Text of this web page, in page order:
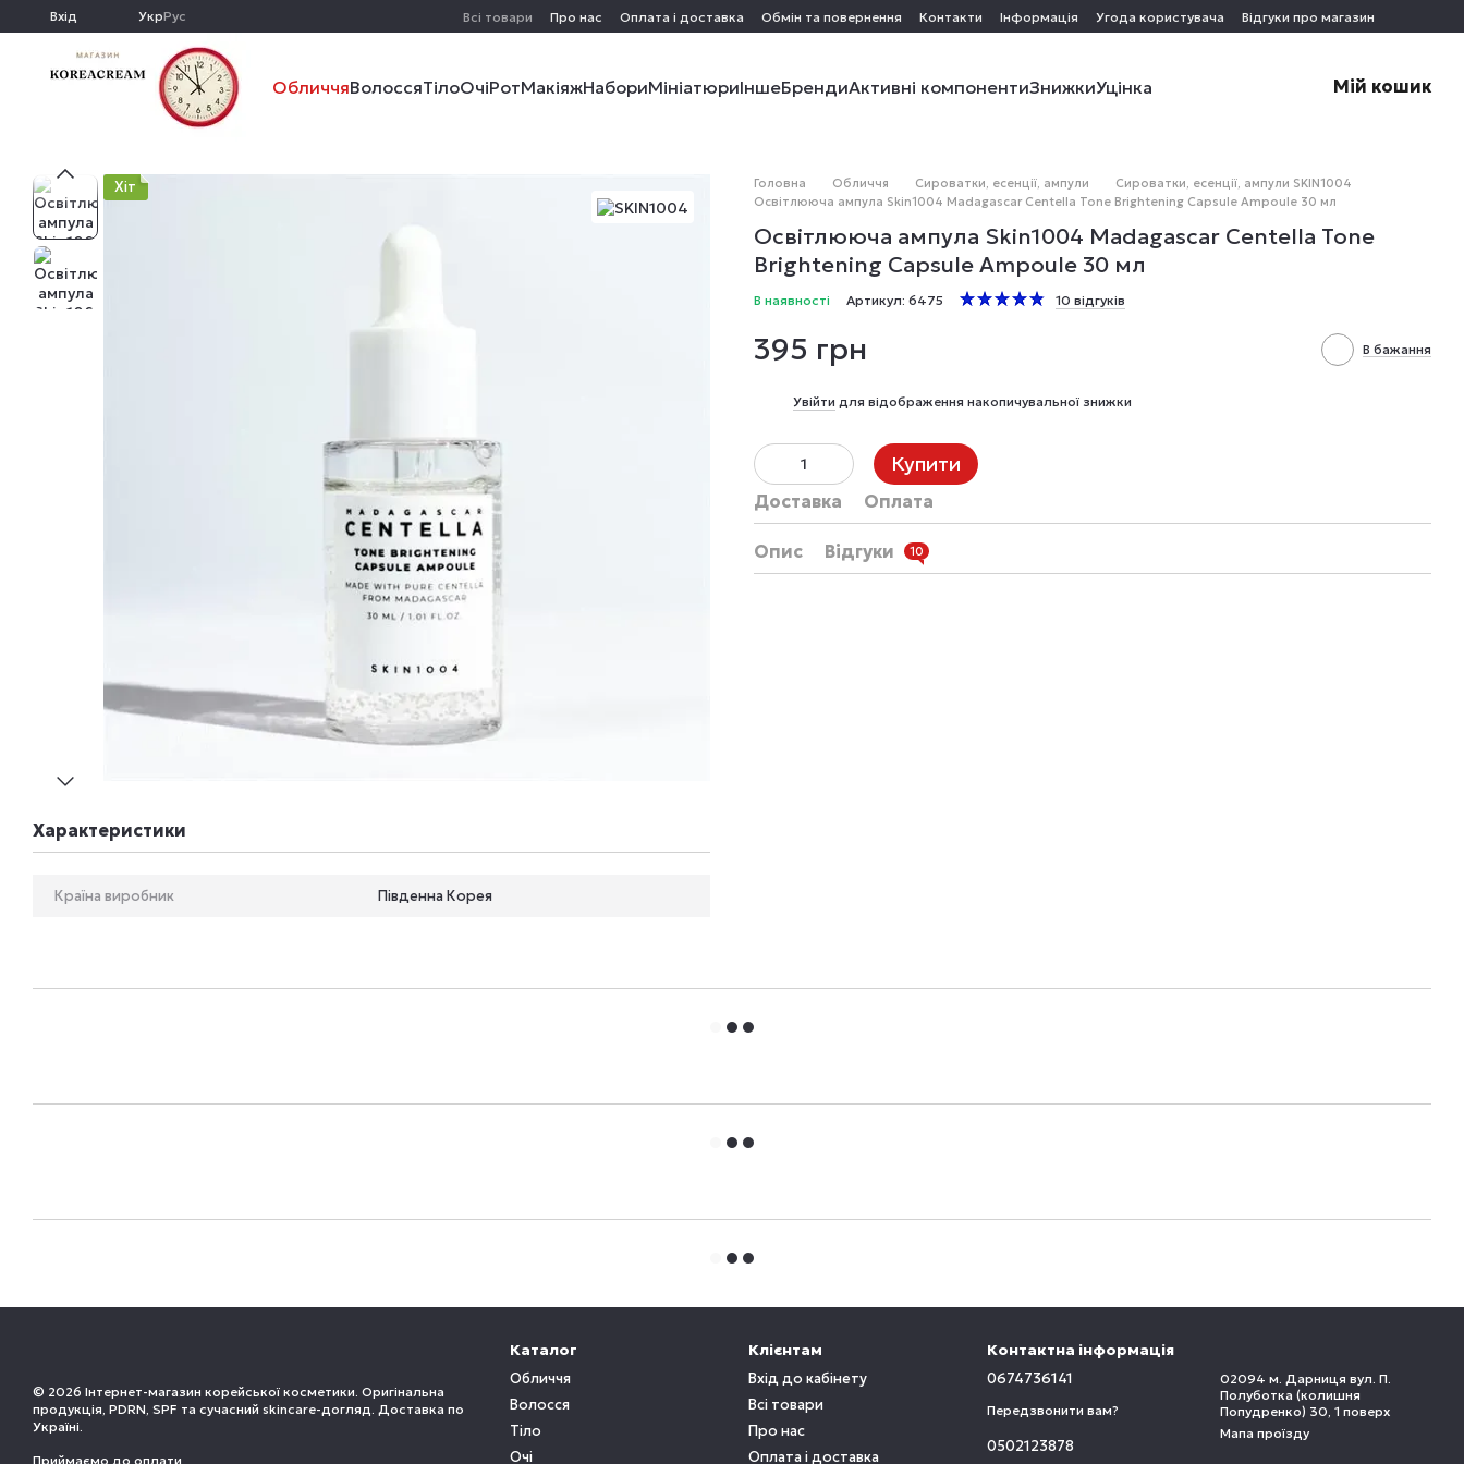
Перейти до основного контенту
Вхід УкрРус Всі товари Про нас Оплата і доставка Обмін та повернення Контакти Інформація Угода користувача Відгуки про магазин
ОбличчяВолоссяТілоОчіРотМакіяжНабориМініатюриІншеБрендиАктивні компонентиЗнижкиУцінка Мій кошик
Хіт
Характеристики
Країна виробник Південна Корея
Головна Обличчя Сироватки, есенції, ампули
Сироватки, есенції, ампули SKIN1004
Освітлююча ампула Skin1004 Madagascar Centella Tone Brightening Capsule Ampoule 30 мл
Освітлююча ампула Skin1004 Madagascar Centella Tone
Brightening Capsule Ampoule 30 мл
В наявності Артикул: 6475 10 відгуків
395 грн В бажання
Увійти для відображення накопичувальної знижки
Купити
Доставка Оплата
Опис Відгуки 10
© 2026 Інтернет-магазин корейської косметики. Оригінальна
продукція, PDRN, SPF та сучасний skincare-догляд. Доставка по
Україні.
Приймаємо до оплати
Каталог
Обличчя
Волосся
Тіло
Очі
Клієнтам
Вхід до кабінету
Всі товари
Про нас
Оплата і доставка
Контактна інформація
0674736141
Передзвонити вам?
0502123878
02094 м. Дарниця вул. П.
Полуботка (колишня
Попудренко) 30, 1 поверх
Мапа проїзду